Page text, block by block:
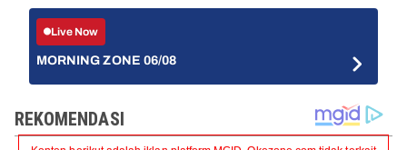
Live Now
MORNING ZONE 06/08